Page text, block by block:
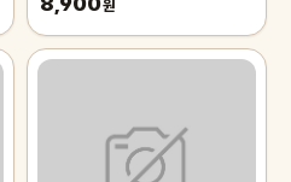
원